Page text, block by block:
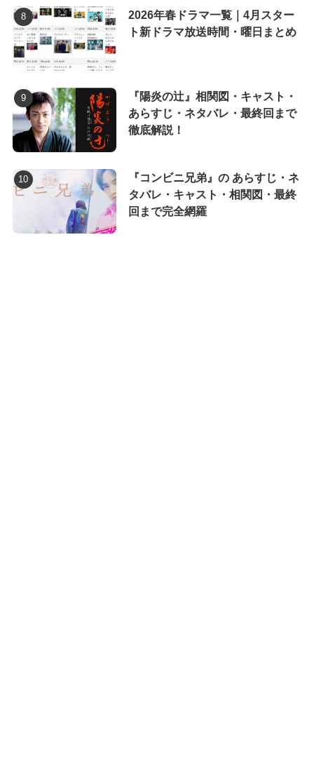
2026年春ドラマ一覧｜4月スター
ト新ドラマ放送時間・曜日まとめ
『陽炎の辻』相関図・キャスト・
あらすじ・ネタバレ・最終回まで
徹底解説！
『コンビニ兄弟』の あらすじ・ネ
タバレ・キャスト・相関図・最終
回まで完全網羅